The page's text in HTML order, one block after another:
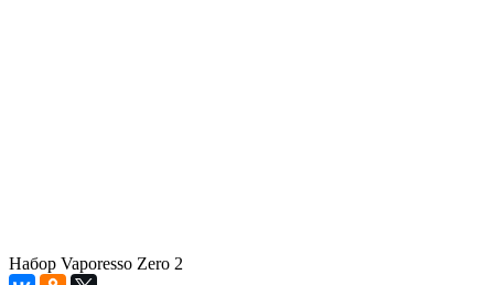
Набор Vaporesso Zero 2